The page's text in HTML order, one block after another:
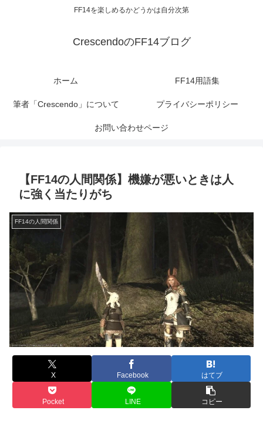
FF14を楽しめるかどうかは自分次第
CrescendoのFF14ブログ
ホーム FF14用語集
筆者「Crescendo」について プライバシーポリシー
お問い合わせページ
【FF14の人間関係】機嫌が悪いときは人
に強く当たりがち
FF14の人間関係
X Facebook はてブ
Pocket LINE コピー